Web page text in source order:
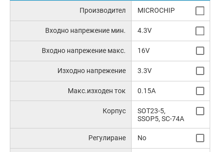
Производител MICROCHIP
Входно напрежение мин. 4.3V
Входно напрежение макс. 16V
Изходно напрежение 3.3V
Макс.изходен ток 0.15A
Корпус
SOT23-5,
SSOP5, SC-74A
Регулиране No